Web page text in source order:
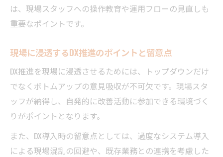
は、現場スタッフへの操作教育や運用フローの見直しも
重要なポイントです。
現場に浸透するDX推進のポイントと留意点
DX推進を現場に浸透させるためには、トップダウンだけ
でなくボトムアップの意見吸収が不可欠です。現場スタ
ッフが納得し、自発的に改善活動に参加できる環境づく
りがポイントとなります。
また、DX導入時の留意点としては、過度なシステム導入
による現場混乱の回避や、既存業務との連携を考慮した